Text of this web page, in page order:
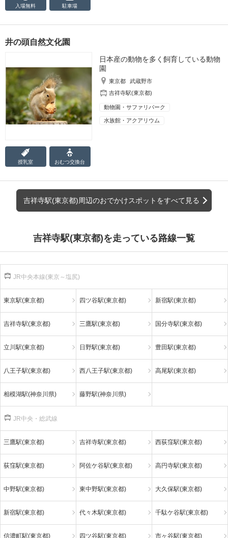
入場無料 駐車場
井の頭自然文化園
日本産の動物を多く飼育している動物
園
東京都
武蔵野市
吉祥寺駅(東京都)
動物園・サファリパーク
水族館・アクアリウム
授乳室 おむつ交換台
吉祥寺駅(東京都)周辺のおでかけスポットをすべて見る
吉祥寺駅(東京都)を走っている路線一覧
JR中央本線(東京～塩尻)
東京駅(東京都) 四ツ谷駅(東京都) 新宿駅(東京都)
吉祥寺駅(東京都) 三鷹駅(東京都) 国分寺駅(東京都)
立川駅(東京都) 日野駅(東京都) 豊田駅(東京都)
八王子駅(東京都) 西八王子駅(東京都) 高尾駅(東京都)
相模湖駅(神奈川県) 藤野駅(神奈川県)
JR中央・総武線
三鷹駅(東京都) 吉祥寺駅(東京都) 西荻窪駅(東京都)
荻窪駅(東京都) 阿佐ケ谷駅(東京都) 高円寺駅(東京都)
中野駅(東京都) 東中野駅(東京都) 大久保駅(東京都)
新宿駅(東京都) 代々木駅(東京都) 千駄ケ谷駅(東京都)
信濃町駅(東京都) 四ツ谷駅(東京都) 市ヶ谷駅(東京都)